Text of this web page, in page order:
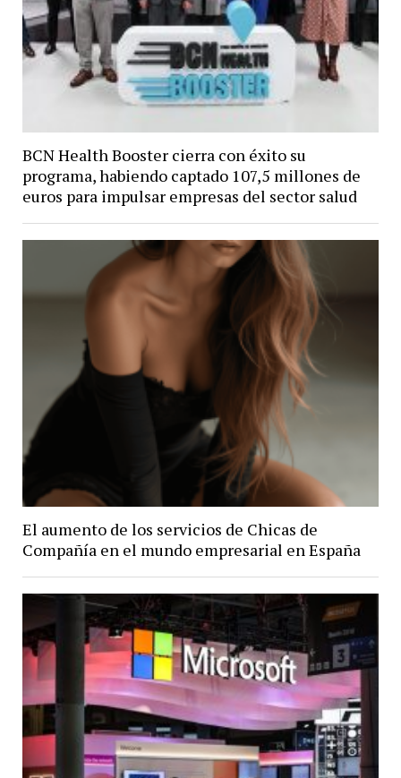
BCN Health Booster cierra con éxito su
programa, habiendo captado 107,5 millones de
euros para impulsar empresas del sector salud
El aumento de los servicios de Chicas de
Compañía en el mundo empresarial en España